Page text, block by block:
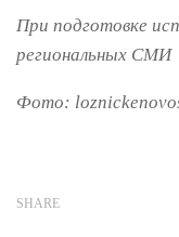
При подготовке
региональных СМИ
Фото:
SHARE